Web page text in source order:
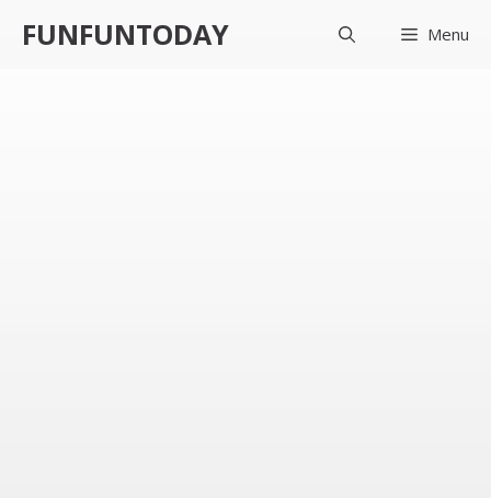
FUNFUNTODAY Menu